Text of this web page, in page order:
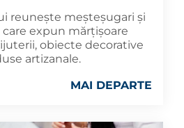
reunește meșteșugari și
expun mărțișoare
obiecte decorative
artizanale.
MAI DEPARTE